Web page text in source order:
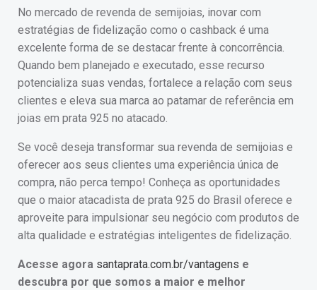
No mercado de revenda de semijoias, inovar com
estratégias de fidelização como o cashback é uma
excelente forma de se destacar frente à concorrência.
Quando bem planejado e executado, esse recurso
potencializa suas vendas, fortalece a relação com seus
clientes e eleva sua marca ao patamar de referência em
joias em prata 925 no atacado.
Se você deseja transformar sua revenda de semijoias e
oferecer aos seus clientes uma experiência única de
compra, não perca tempo! Conheça as oportunidades
que o maior atacadista de prata 925 do Brasil oferece e
aproveite para impulsionar seu negócio com produtos de
alta qualidade e estratégias inteligentes de fidelização.
Acesse agora santaprata.com.br/vantagens e
descubra por que somos a maior e melhor